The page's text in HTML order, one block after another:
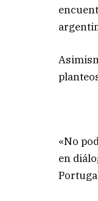
«No
en